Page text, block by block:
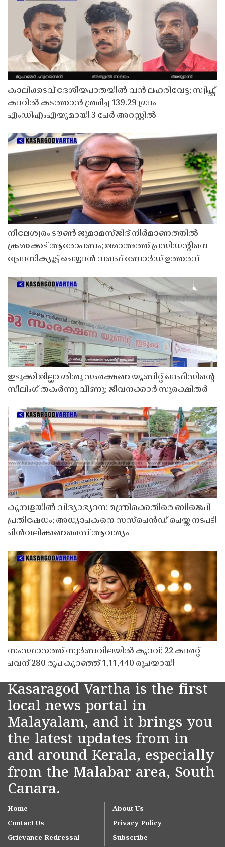
കാലിക്കടവ് ദേശീയപാതയിൽ വൻ ലഹരിവേട്ട; സ്വിഫ്റ്റ്
കാറിൽ കടത്താൻ ശ്രമിച്ച 139.29 ഗ്രാം
എംഡിഎംഎയുമായി 3 പേർ അറസ്റ്റിൽ
നീലേശ്വരം ടൗൺ ജുമാമസ്ജിദ് നിർമാണത്തിൽ
ക്രമക്കേട് ആരോപണം; ജമാഅത്ത് പ്രസിഡന്റിനെ
പ്രോസിക്യൂട്ട് ചെയ്യാൻ വഖഫ് ബോർഡ് ഉത്തരവ്
ഇടുക്കി ജില്ലാ ശിശു സംരക്ഷണ യൂണിറ്റ് ഓഫീസിൻ്റെ
സീലിംഗ് തകർന്നു വീണു; ജീവനക്കാർ സുരക്ഷിതർ
കുമ്പളയിൽ വിദ്യാഭ്യാസ മന്ത്രിക്കെതിരെ ബിജെപി
പ്രതിഷേധം; അധ്യാപകനെ സസ്‌പെൻഡ് ചെയ്ത നടപടി
പിൻവലിക്കണമെന്ന് ആവശ്യം
സംസ്ഥാനത്ത് സ്വർണവിലയിൽ കുറവ്; 22 കാരറ്റ്
പവന് 280 രൂപ കുറഞ്ഞ് 1,11,440 രൂപയായി
Kasaragod Vartha is the first
local news portal in
Malayalam, and it brings you
the latest updates from in
and around Kerala, especially
from the Malabar area, South
Canara.
Home
About Us
Contact Us
Privacy Policy
Grievance Redressal
Subscribe